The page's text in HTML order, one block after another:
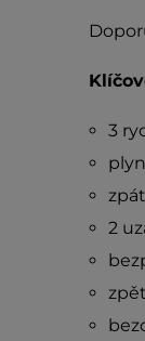
3
2